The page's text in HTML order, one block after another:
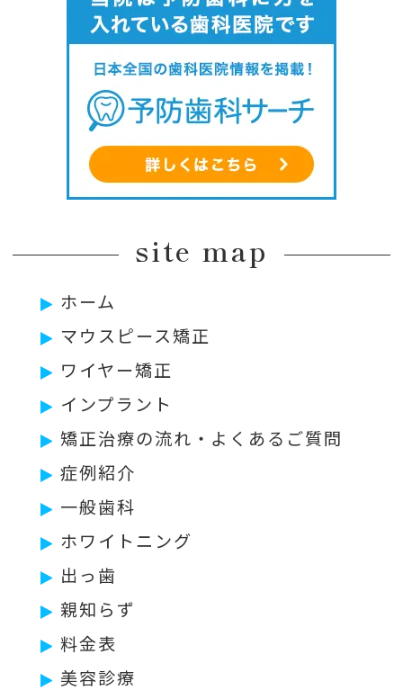
site map
ホーム
マウスピース矯正
ワイヤー矯正
インプラント
矯正治療の流れ・よくあるご質問
症例紹介
一般歯科
ホワイトニング
出っ歯
親知らず
料金表
美容診療